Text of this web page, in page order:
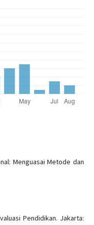
Menguasai Metode dan
Pendidikan. Jakarta: